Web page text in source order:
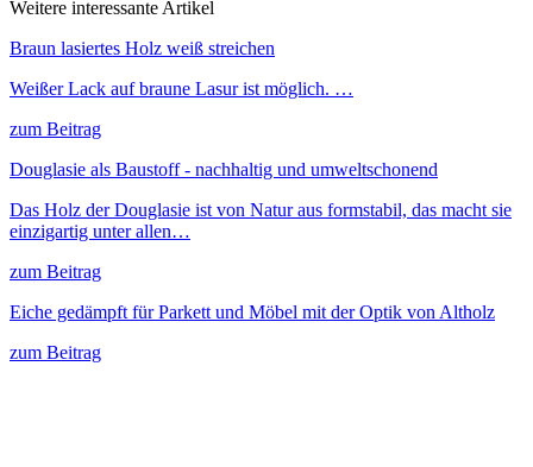
Weitere interessante Artikel
Braun lasiertes Holz weiß streichen
Weißer Lack auf braune Lasur ist möglich. …
zum Beitrag
Douglasie als Baustoff - nachhaltig und umweltschonend
Das Holz der Douglasie ist von Natur aus formstabil, das macht sie
einzigartig unter allen…
zum Beitrag
Eiche gedämpft für Parkett und Möbel mit der Optik von Altholz
zum Beitrag